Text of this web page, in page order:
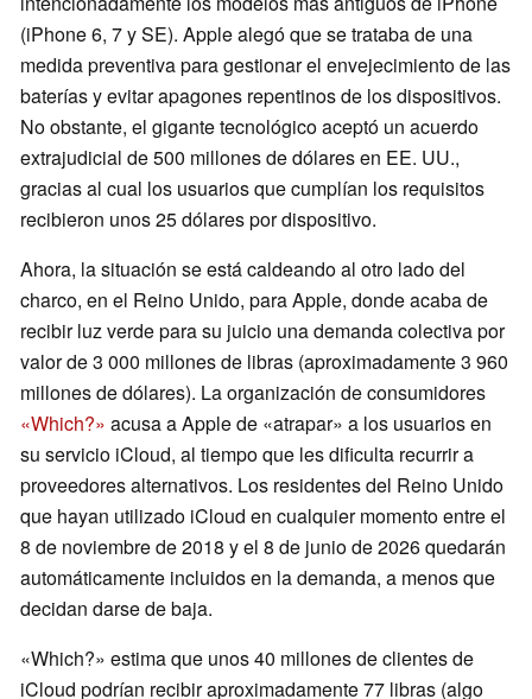
(iPhone 6, 7 y SE). Apple alegó que se trataba de una
medida preventiva para gestionar el envejecimiento de las
baterías y evitar apagones repentinos de los dispositivos.
No obstante, el gigante tecnológico aceptó un acuerdo
extrajudicial de 500 millones de dólares en EE. UU.,
gracias al cual los usuarios que cumplían los requisitos
recibieron unos 25 dólares por dispositivo.
Ahora, la situación se está caldeando al otro lado del
charco, en el Reino Unido, para Apple, donde acaba de
recibir luz verde para su juicio una demanda colectiva por
valor de 3 000 millones de libras (aproximadamente 3 960
millones de dólares). La organización de consumidores
«Which?» acusa a Apple de «atrapar» a los usuarios en
su servicio iCloud, al tiempo que les dificulta recurrir a
proveedores alternativos. Los residentes del Reino Unido
que hayan utilizado iCloud en cualquier momento entre el
8 de noviembre de 2018 y el 8 de junio de 2026 quedarán
automáticamente incluidos en la demanda, a menos que
decidan darse de baja.
«Which?» estima que unos 40 millones de clientes de
iCloud podrían recibir aproximadamente 77 libras (algo